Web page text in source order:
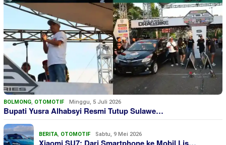
BOLMONG OTOMOTIF Minggu, 5 Juli 2026
Bupati Yusra Alhabsyi Resmi Tutup Sulawe…
BERITA OTOMOTIF Sabtu, 9 Mei 2026
Xiaomi SU7: Dari Smartphone ke Mobil Lis…